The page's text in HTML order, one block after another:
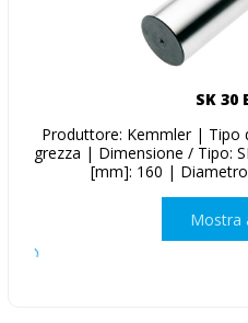
SK 30
Produttore: Kemmler | Tipo
grezza | Dimensione / Tipo:
[mm]: 160 |
Mostra